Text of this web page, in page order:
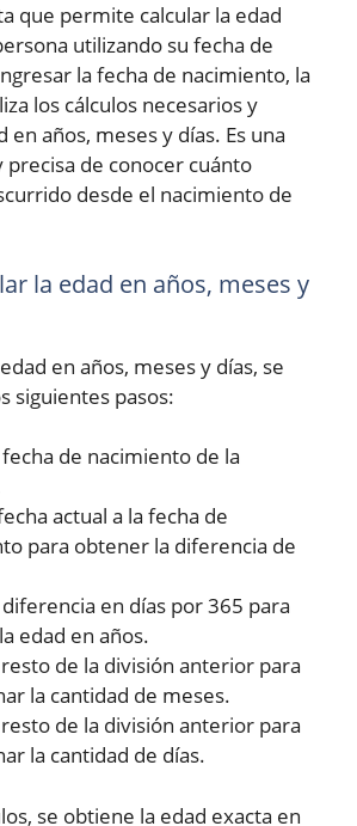
que permite calcular la edad
utilizando su fecha de
la fecha de nacimiento, la
los cálculos necesarios y
en años, meses y días. Es una
precisa de conocer cuánto
desde el nacimiento de
la edad en años, meses y
en años, meses y días, se
siguientes pasos:
de nacimiento de la
actual a la fecha de
para obtener la diferencia de
en días por 365 para
edad en años.
de la división anterior para
la cantidad de meses.
de la división anterior para
la cantidad de días.
se obtiene la edad exacta en